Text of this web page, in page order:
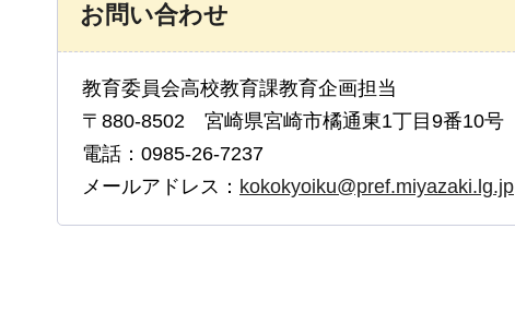
お問い合わせ
教育委員会高校教育課教育企画担当
〒880-8502 宮崎県宮崎市橘通東1丁目9番10号
電話：0985-26-7237
メールアドレス： kokokyoiku@pref.miyazaki.lg.jp